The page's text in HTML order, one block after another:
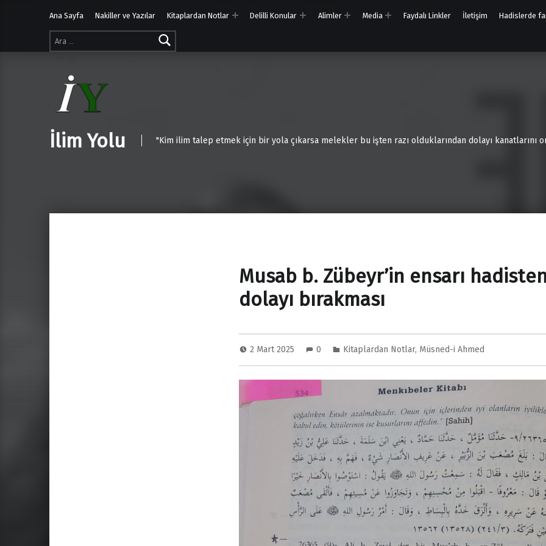
Arama:
Ana Sayfa Nakiller ve Yazılar Kitaplardan Notlar Delilli Konular Alimler Media Faydalı Linkler İletişim Hadislerde
İlim Yolu "Kim ilim talep etmek için bir yola çıkarsa melekler bu işten razı olduklarından dolayı kanatlarını
Musab b. Zübeyr’in ensarı
dolayı bırakması
2 Mart 2025 0 Kitaplardan Notlar, Müsned-i Ahmed